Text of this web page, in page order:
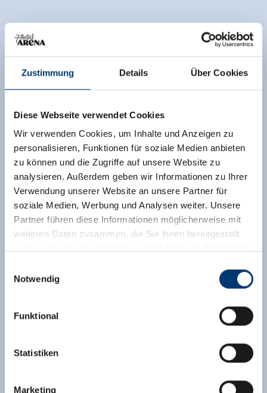
Zustimmung Details Über Cookies
Diese Webseite verwendet Cookies
Wir verwenden Cookies, um Inhalte und Anzeigen zu
personalisieren, Funktionen für soziale Medien anbieten
zu können und die Zugriffe auf unsere Website zu
analysieren. Außerdem geben wir Informationen zu Ihrer
Verwendung unserer Website an unsere Partner für
soziale Medien, Werbung und Analysen weiter. Unsere
Partner führen diese Informationen möglicherweise mit
weiteren Daten zusammen, die Sie ihnen bereitgestellt
Rohr 23// A-6280 Zell am Ziller
www.zillertalarena.com
Notwendig
Funktional
Statistiken
Marketing